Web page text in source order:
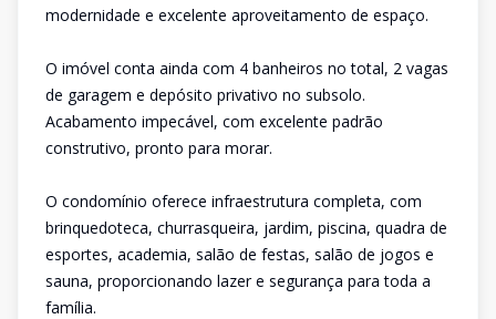
modernidade e excelente aproveitamento de espaço.
O imóvel conta ainda com 4 banheiros no total, 2 vagas
de garagem e depósito privativo no subsolo.
Acabamento impecável, com excelente padrão
construtivo, pronto para morar.
O condomínio oferece infraestrutura completa, com
brinquedoteca, churrasqueira, jardim, piscina, quadra de
esportes, academia, salão de festas, salão de jogos e
sauna, proporcionando lazer e segurança para toda a
família.